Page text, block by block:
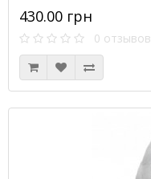
430.00 грн
0 отзывов